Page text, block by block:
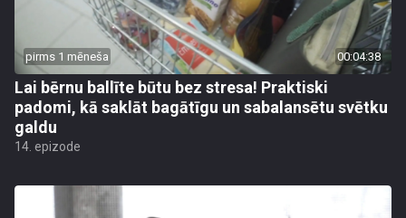
pirms 1 mēneša 00:04:38
Lai bērnu ballīte būtu bez stresa! Praktiski
padomi, kā saklāt bagātīgu un sabalansētu svētku
galdu
14. epizode